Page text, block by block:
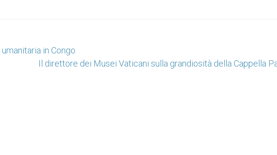
in Congo
Il direttore dei Musei Vaticani sulla grandiosità della Cappella